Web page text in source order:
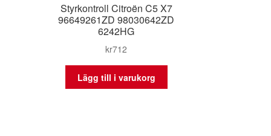
Styrkontroll Citroën C5 X7
96649261ZD 98030642ZD
6242HG
kr712
Lägg till i varukorg